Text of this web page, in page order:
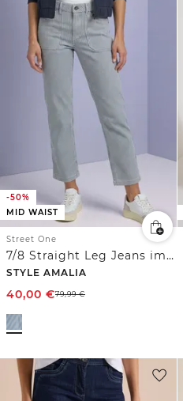
-50%
MID WAIST
Street One
7/8 Straight Leg Jeans im Casual Fit mit Streifen
STYLE AMALIA
40,00 €79,99€